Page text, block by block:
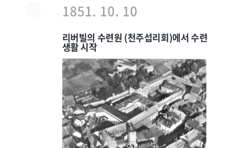
1851. 10. 10
리버빌의 수련원 (천주섭리회)에서 수련
생활 시작